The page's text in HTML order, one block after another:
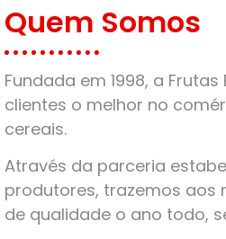
Quem Somos
Fundada em 1998, a
clientes o melhor no
cereais.
Através da parceria
produtores, trazemos aos
de qualidade o ano todo,